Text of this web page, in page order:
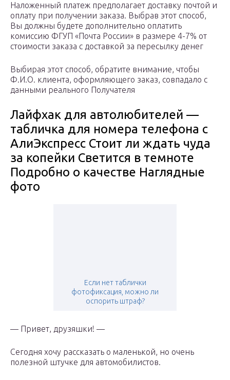
Наложенный платеж предполагает доставку почтой и
оплату при получении заказа. Выбрав этот способ,
Вы должны будете дополнительно оплатить
комиссию ФГУП «Почта России» в размере 4-7% от
стоимости заказа с доставкой за пересылку денег
Выбирая этот способ, обратите внимание, чтобы
Ф.И.О. клиента, оформляющего заказ, совпадало с
данными реального Получателя
Лайфхак для автолюбителей —
табличка для номера телефона с
АлиЭкспресс Стоит ли ждать чуда
за копейки Светится в темноте
Подробно о качестве Наглядные
фото
Если нет таблички
фотофиксация, можно ли
оспорить штраф?
— Привет, друзяшки! —
Сегодня хочу рассказать о маленькой, но очень
полезной штучке для автомобилистов.